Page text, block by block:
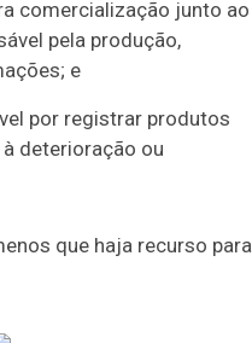
comercialização junto ao
pela produção,
e
por registrar produtos
deterioração ou
que haja recurso para